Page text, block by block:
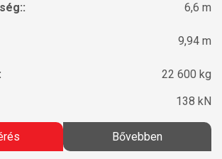
6,6 m
9,94 m
22 600 kg
138 kN
Bővebben